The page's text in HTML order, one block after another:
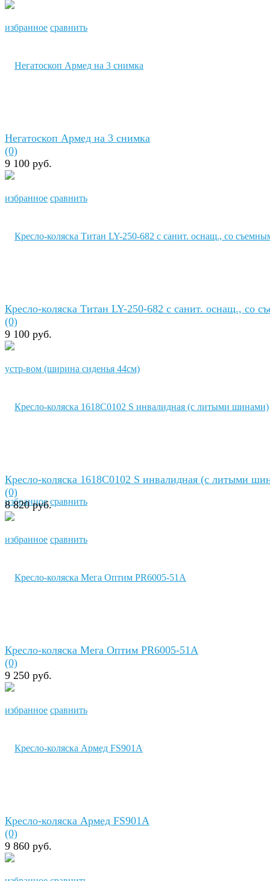
избранное сравнить
избранное сравнить
Негатоскоп Армед на 3 снимка
(0)
9 100 руб.
избранное сравнить
Кресло-коляска Титан LY-250-682 с санит. оснащ., со
(0)
9 100 руб.
избранное сравнить
Кресло-коляска 1618C0102 S инвалидная (с литыми
(0)
8 820 руб.
избранное сравнить
Кресло-коляска Мега Оптим PR6005-51А
(0)
9 250 руб.
Кресло-коляска Армед FS901A
(0)
9 860 руб.